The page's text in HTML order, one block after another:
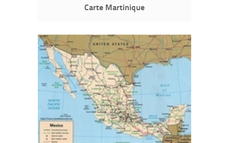
Carte Martinique